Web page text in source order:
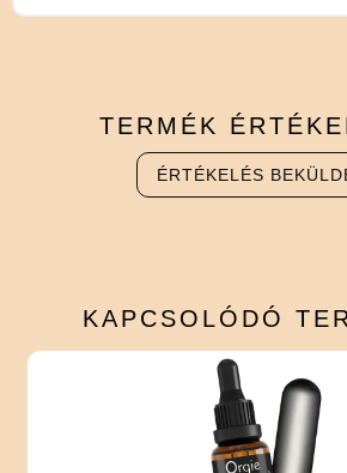
TERMÉK
ÉRTÉKELÉS
KAPCSOLÓDÓ